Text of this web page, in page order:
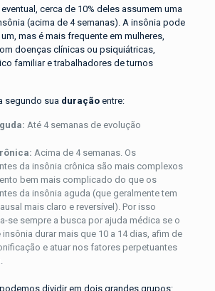
cerca de 10% deles assumem uma
(acima de 4 semanas). A insônia pode
mas é mais frequente em mulheres,
doenças clínicas ou psiquiátricas,
familiar e trabalhadores de turnos
segundo sua duraçãoentre:
Até 4 semanas de evolução
Acima de 4 semanas. Os
da insônia crônica são mais complexos
bem mais complicado do que os
da insônia aguda (que geralmente tem
mais claro e reversível). Por isso
se sempre a busca por ajuda médica se o
durar mais que 10 a 14 dias, afim de
e atuar nos fatores perpetuantes
podemos dividir em dois grandes grupos: